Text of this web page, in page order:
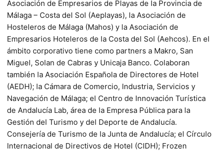
Asociación de Empresarios de Playas de la Provincia de
Málaga – Costa del Sol (Aeplayas), la Asociación de
Hosteleros de Málaga (Mahos) y la Asociación de
Empresarios Hoteleros de la Costa del Sol (Aehcos). En el
ámbito corporativo tiene como partners a Makro, San
Miguel, Solan de Cabras y Unicaja Banco. Colaboran
también la Asociación Española de Directores de Hotel
(AEDH); la Cámara de Comercio, Industria, Servicios y
Navegación de Málaga; el Centro de Innovación Turística
de Andalucía Lab, área de la Empresa Pública para la
Gestión del Turismo y del Deporte de Andalucía.
Consejería de Turismo de la Junta de Andalucía; el Círculo
Internacional de Directivos de Hotel (CIDH); Frozen